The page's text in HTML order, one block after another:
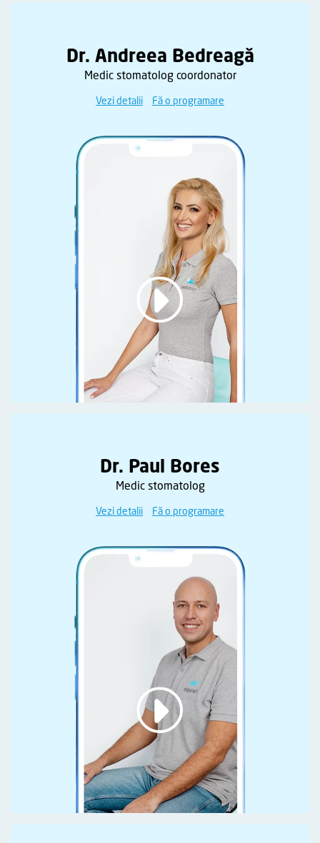
Dr. Andreea Bedreagă
Medic stomatolog coordonator
Vezi detalii Fă o programare
Dr. Paul Bores
Medic stomatolog
Vezi detalii Fă o programare